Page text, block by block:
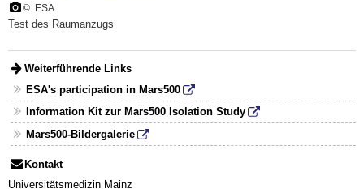
©: ESA
Test des Raumanzugs
Weiterführende Links
ESA's participation in Mars500
Information Kit zur Mars500 Isolation Study
Mars500-Bildergalerie
Kontakt
Universitätsmedizin Mainz